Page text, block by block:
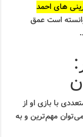
های احمد
است عمق
با بازی او از
مهم‌ترین و به